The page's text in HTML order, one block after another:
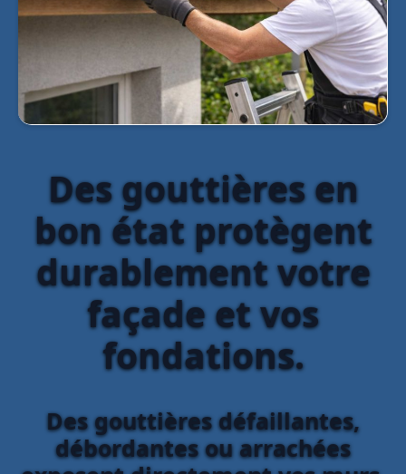
Des gouttières en
bon état protègent
durablement votre
façade et vos
fondations.
Des gouttières défaillantes,
débordantes ou arrachées